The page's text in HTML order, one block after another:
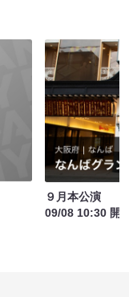
９月本公演
09/08 10:30 開